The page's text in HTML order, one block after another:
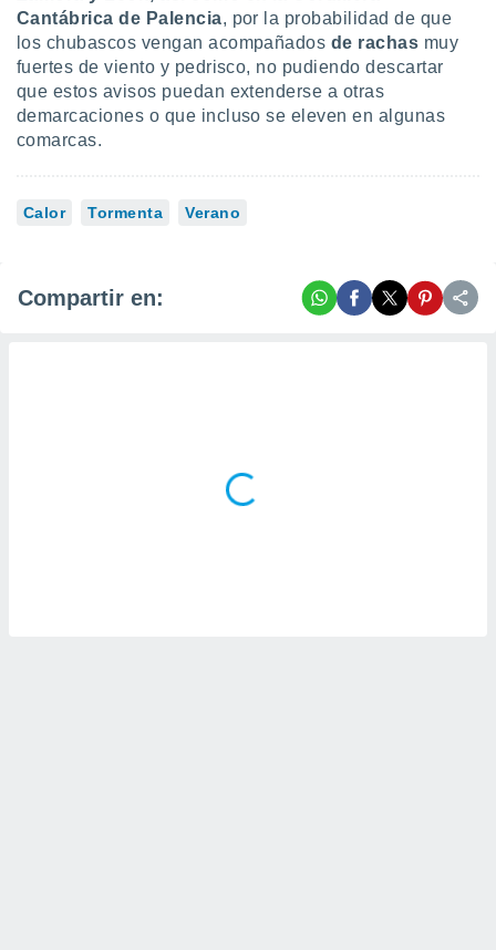
Cantábrica de Palencia, por la probabilidad de que
los chubascos vengan acompañados de rachas muy
fuertes de viento y pedrisco, no pudiendo descartar
que estos avisos puedan extenderse a otras
demarcaciones o que incluso se eleven en algunas
comarcas.
Calor Tormenta Verano
Compartir en: